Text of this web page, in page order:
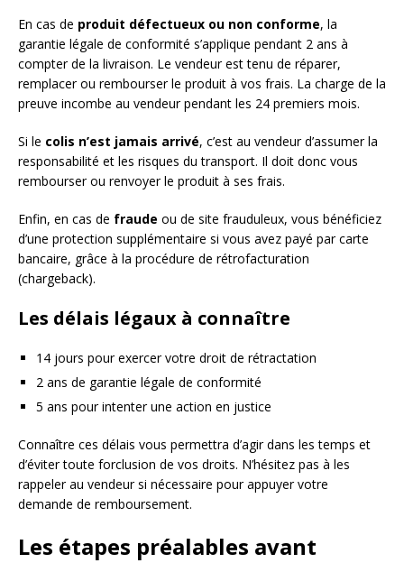
En cas de produit défectueux ou non conforme, la
garantie légale de conformité s’applique pendant 2 ans à
compter de la livraison. Le vendeur est tenu de réparer,
remplacer ou rembourser le produit à vos frais. La charge de la
preuve incombe au vendeur pendant les 24 premiers mois.
Si le colis n’est jamais arrivé, c’est au vendeur d’assumer la
responsabilité et les risques du transport. Il doit donc vous
rembourser ou renvoyer le produit à ses frais.
Enfin, en cas de fraude ou de site frauduleux, vous bénéficiez
d’une protection supplémentaire si vous avez payé par carte
bancaire, grâce à la procédure de rétrofacturation
(chargeback).
Les délais légaux à connaître
14 jours pour exercer votre droit de rétractation
2 ans de garantie légale de conformité
5 ans pour intenter une action en justice
Connaître ces délais vous permettra d’agir dans les temps et
d’éviter toute forclusion de vos droits. N’hésitez pas à les
rappeler au vendeur si nécessaire pour appuyer votre
demande de remboursement.
Les étapes préalables avant